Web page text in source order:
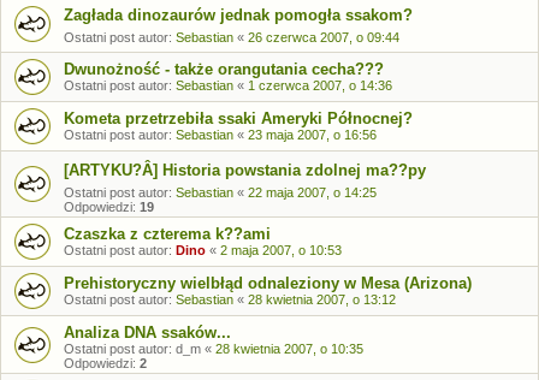
Zagłada dinozaurów jednak pomogła ssakom?
Ostatni post autor: Sebastian « 26 czerwca 2007, o 09:44
Dwunożność - także orangutania cecha???
Ostatni post autor: Sebastian « 1 czerwca 2007, o 14:36
Kometa przetrzebiła ssaki Ameryki Północnej?
Ostatni post autor: Sebastian « 23 maja 2007, o 16:56
[ARTYKU?Â] Historia powstania zdolnej ma??py
Ostatni post autor: Sebastian « 22 maja 2007, o 14:25
Odpowiedzi: 19
Czaszka z czterema k??ami
Ostatni post autor: Dino « 2 maja 2007, o 10:53
Prehistoryczny wielbłąd odnaleziony w Mesa (Arizona)
Ostatni post autor: Sebastian « 28 kwietnia 2007, o 13:12
Analiza DNA ssaków...
Ostatni post autor: d_m « 28 kwietnia 2007, o 10:35
Odpowiedzi: 2